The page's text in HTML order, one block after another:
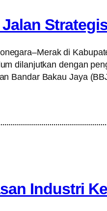
di
dilanjutkan dengan
Bandar Bakau Jaya
Industri